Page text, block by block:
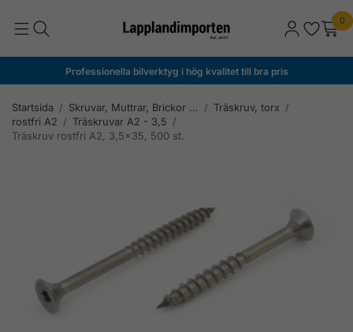
0
Professionella bilverktyg i hög kvalitet till bra pris
Startsida / Skruvar, Muttrar, Brickor ... / Träskruv, torx /
rostfri A2 / Träskruvar A2 - 3,5 /
Träskruv rostfri A2, 3,5x35, 500 st.